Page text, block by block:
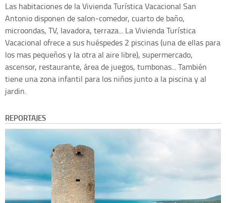
Las habitaciones de la Vivienda Turística Vacacional San
Antonio disponen de salon-comedor, cuarto de baño,
microondas, TV, lavadora, terraza... La Vivienda Turística
Vacacional ofrece a sus huéspedes 2 piscinas (una de ellas para
los mas pequeños y la otra al aire libre), supermercado,
ascensor, restaurante, área de juegos, tumbonas... También
tiene una zona infantil para los niños junto a la piscina y al
jardin.
REPORTAJES